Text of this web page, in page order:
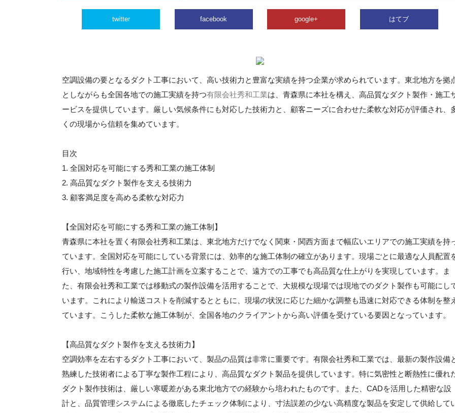
twitter facebook google+ はてブ
空調設備の要となるダクト工事において、高い技術力と豊富な実績を持つ企業が求められています。東北地方を拠
としながらも全国各地での施工実績を持つ有限会社秀和工業は、青森県に本社を構え、高品質なダクト製作・施工
ービスを提供しています。厳しい気候条件にも対応した技術力と、顧客ニーズに合わせた柔軟な対応が評価され、
くの現場から信頼を集めています。
目次
1. 全国対応を可能にする秀和工業の施工体制
2. 高品質なダクト製作を支える技術力
3. 顧客満足度を高める柔軟な対応力
【全国対応を可能にする秀和工業の施工体制】
青森県に本社を置く有限会社秀和工業は、東北地方だけでなく関東・関西方面まで幅広いエリアでの施工実績を持
ています。全国対応を可能にしている背景には、効率的な施工体制の確立があります。現場ごとに最適な人員配置
行い、地域特性を考慮した施工計画を立案することで、遠方での工事でも高品質な仕上がりを実現しています。ま
た、有限会社秀和工業では移動式の製作設備を活用することで、大規模な現場では現地でのダクト製作も可能にし
います。これにより輸送コストを削減するとともに、現場の状況に応じた細かな調整も迅速に対応できる体制を整え
ています。こうした柔軟な施工体制が、全国各地のクライアントから高い評価を受けている要因となっています。
【高品質なダクト製作を支える技術力】
空調効率を左右するダクト工事において、製品の品質は非常に重要です。有限会社秀和工業では、最新の製作設備
熟練した技術者による丁寧な製作工程により、高品質なダクト製品を提供しています。特に気密性と断熱性に優れ
ダクト製作技術は、厳しい寒暖差がある東北地方での経験から培われたものです。また、CADを活用した精密な設
計と、品質管理システムによる徹底したチェック体制により、寸法誤差の少ない高精度な製品を安定して供給して